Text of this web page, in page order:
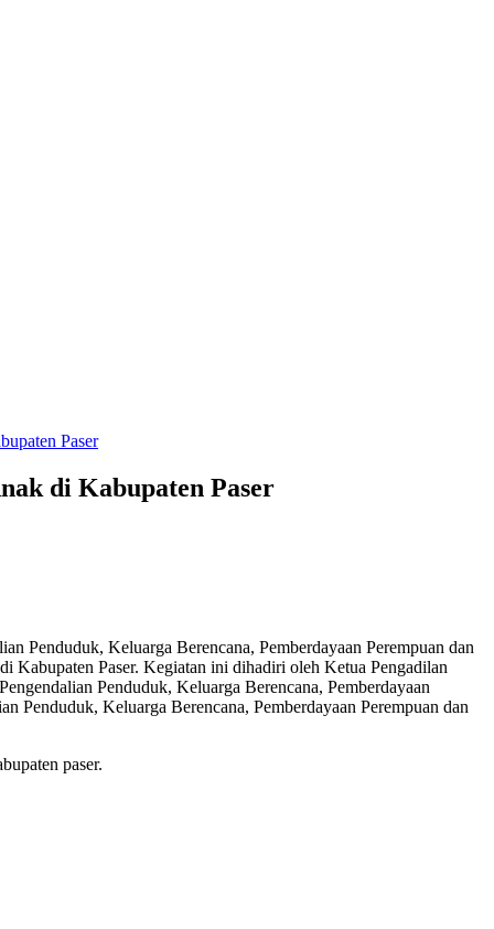
Paser
di Kabupaten Paser
Penduduk, Keluarga Berencana, Pemberdayaan Perempuan dan
Kabupaten Paser. Kegiatan ini dihadiri oleh Ketua Pengadilan
Penduduk, Keluarga Berencana, Pemberdayaan
Penduduk, Keluarga Berencana, Pemberdayaan Perempuan dan
paser.